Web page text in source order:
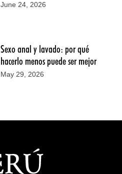
June 24, 2026
Sexo anal y lavado: por qué
hacerlo menos puede ser mejor
May 29, 2026